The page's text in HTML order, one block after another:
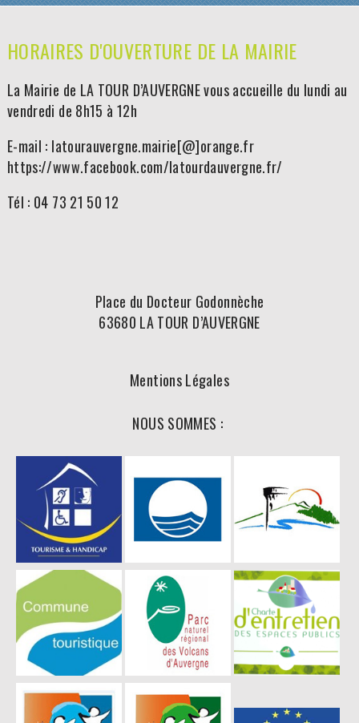
HORAIRES D'OUVERTURE DE LA MAIRIE
La Mairie de LA TOUR D’AUVERGNE vous accueille du lundi au
vendredi de 8h15 à 12h
E-mail : latourauvergne.mairie[@]orange.fr
https://www.facebook.com/latourdauvergne.fr/
Tél : 04 73 21 50 12
Place du Docteur Godonnèche
63680 LA TOUR D’AUVERGNE
Mentions Légales
NOUS SOMMES :